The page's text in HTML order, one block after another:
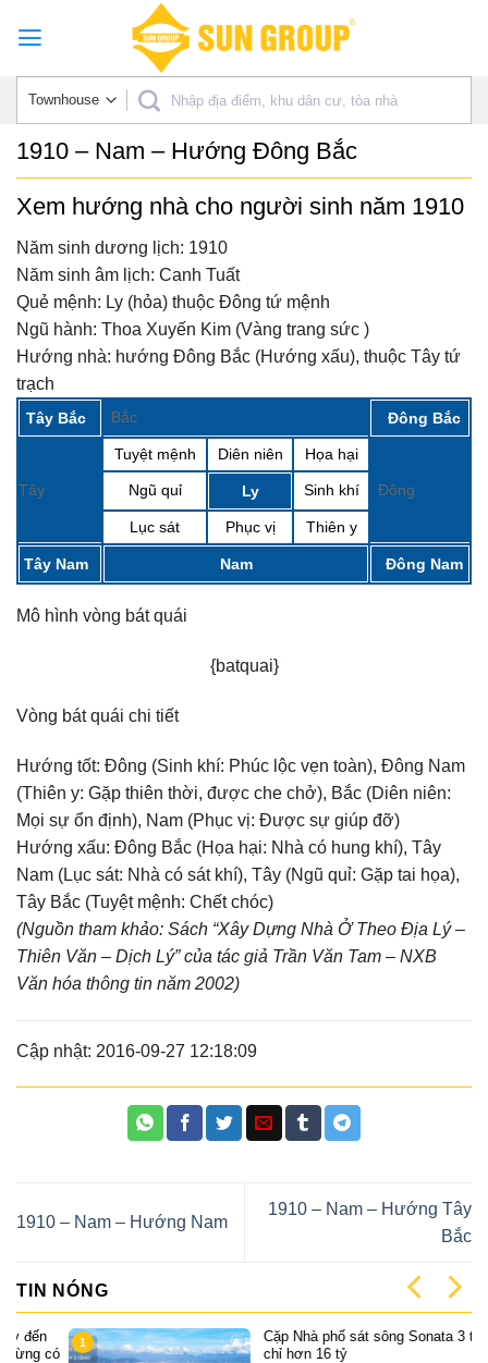
1910 – Nam – Hướng Đông Bắc
Xem hướng nhà cho người sinh năm 1910
Năm sinh dương lịch: 1910
Năm sinh âm lịch: Canh Tuất
Quẻ mệnh: Ly (hỏa) thuộc Đông tứ mệnh
Ngũ hành: Thoa Xuyến Kim (Vàng trang sức )
Hướng nhà: hướng Đông Bắc (Hướng xấu), thuộc Tây tứ
trạch
Tây Bắc Bắc Đông Bắc
Tây
Tuyệt mệnh Diên niên Họa hại
Đông
Ngũ quỉ Ly Sinh khí
Lục sát Phục vị Thiên y
Tây Nam Nam Đông Nam
Mô hình vòng bát quái
{batquai}
Vòng bát quái chi tiết
Hướng tốt: Đông (Sinh khí: Phúc lộc vẹn toàn), Đông Nam
(Thiên y: Gặp thiên thời, được che chở), Bắc (Diên niên:
Mọi sự ổn định), Nam (Phục vị: Được sự giúp đỡ)
Hướng xấu: Đông Bắc (Họa hại: Nhà có hung khí), Tây
Nam (Lục sát: Nhà có sát khí), Tây (Ngũ quỉ: Gặp tai họa),
Tây Bắc (Tuyệt mệnh: Chết chóc)
(Nguồn tham khảo: Sách “Xây Dựng Nhà Ở Theo Địa Lý –
Thiên Văn – Dịch Lý” của tác giả Trần Văn Tam – NXB
Văn hóa thông tin năm 2002)
Cập nhật: 2016-09-27 12:18:09
1910 – Nam – Hướng Nam
1910 – Nam – Hướng Tây
Bắc
TIN NÓNG
1
Cặp Nhà phố sát sông Sonata 3 tầng
chỉ hơn 16 tỷ